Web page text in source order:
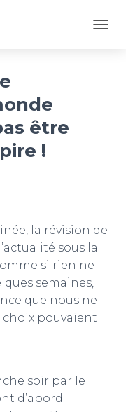
être
!
la révision de
sous la
si rien ne
semaines,
que nous ne
pouvaient
soir par le
d’abord